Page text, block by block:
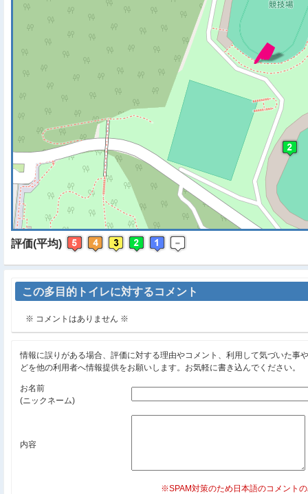
※ マップを検索、表示
評価(平均)
この多目的トイレに対するコメント
※ コメントはありません ※
情報に誤りがある場合、評価に対する理由やコメント、利用して気づいた事
どを他の利用者へ情報提供をお願いします。お気軽に書き込んでください。
お名前
(ニックネーム)
内容
※SPAM対策のため日本語のコメント